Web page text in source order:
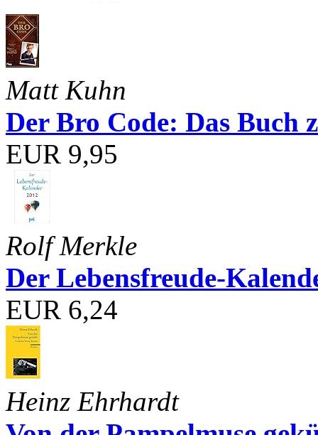
Matt Kuhn
Der Bro Code: Das Buch
EUR 9,95
Rolf Merkle
Der Lebensfreude-
EUR 6,24
Heinz Ehrhardt